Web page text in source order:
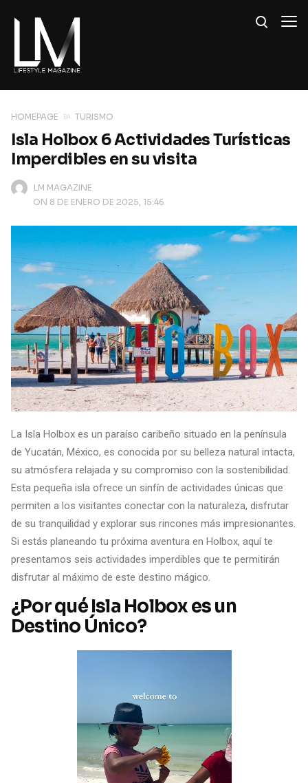
HOMEPAGE TURISMO
LM MAGAZINE
ON 8 DE ENERO DE 2025, 15:46
Isla Holbox 6 Actividades Turísticas
Imperdibles en su visita
La Isla Holbox es un paraíso caribeño situado en la península
de Yucatán, México, es conocida por su belleza natural intacta,
su atmósfera relajada y su compromiso con la sostenibilidad.
Esta pequeña isla ofrece un sinfín de actividades únicas que
permiten a los visitantes conectar con la naturaleza, disfrutar
de su tranquilidad y explorar sus rincones más impresionantes.
Si estás planeando tu próxima aventura en Holbox, aquí te
presentamos seis actividades imperdibles que te permitirán
disfrutar al máximo de este destino mágico.
¿Por qué Isla Holbox es un
Destino Único?